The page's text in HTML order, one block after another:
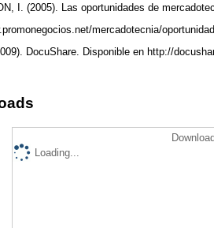
I. (2005). Las oportunidades de
mercadotecnia/
DocuShare. Disponible en http://
Loading...